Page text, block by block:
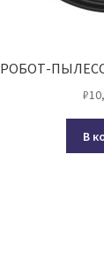
РОБОТ-
₽
В